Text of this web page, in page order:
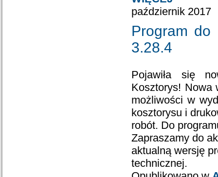
październik 2017
Program do
3.28.4
Pojawiła się
Kosztorys! Nowa
możliwości w
kosztorysu i
robót. Do
Zapraszamy do
aktualną wersję
technicznej.